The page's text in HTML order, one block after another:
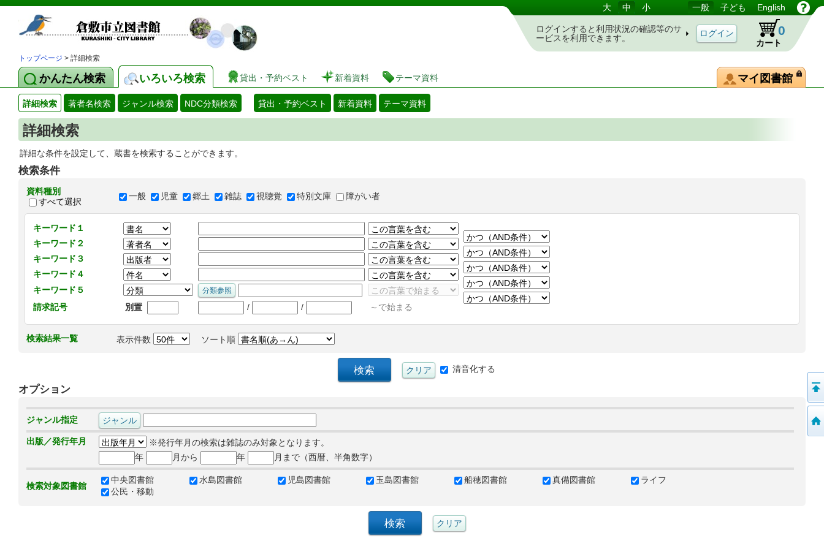
図書館 蔵書検索・予約システム 大 中 小 一般 子ども English
ログインすると利用状況の確認等のサ
ービスを利用できます。
カート
0
トップページ > 詳細検索
かんたん検索 いろいろ検索 貸出・予約ベスト 新着資料 テーマ資料 マイ図書館
詳細検索 著者名検索 ジャンル検索 NDC分類検索 貸出・予約ベスト 新着資料 テーマ資料
詳細検索
詳細な条件を設定して、蔵書を検索することができます。
検索条件
資料種別
すべて選択
一般 児童 郷土 雑誌 視聴覚 特別文庫 障がい者
キーワード１
キーワード２
キーワード３
キーワード４
キーワード５
請求記号
別置 / / ～で始まる
検索結果一覧 表示件数 ソート順
清音化する
オプション
ジャンル指定
出版／発行年月
※発行年月の検索は雑誌のみ対象となります。
年
月から 年 月まで（西暦、半角数字）
検索対象図書館
中央図書館 水島図書館 児島図書館 玉島図書館 船穂図書館 真備図書館
ライフ
公民・移動